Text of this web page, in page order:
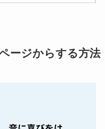
解約方法まとめ！契
とめ！最短手続きや
ージからする方法